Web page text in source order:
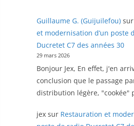
Guillaume G. (Guijuilefou)sur
et modernisation d’un poste
Ducretet C7 des années 30
29 mars 2026
Bonjour Jex, En effet, j'en
conclusion que le passage
distribution légère, "cookée"
jexsur Restauration et